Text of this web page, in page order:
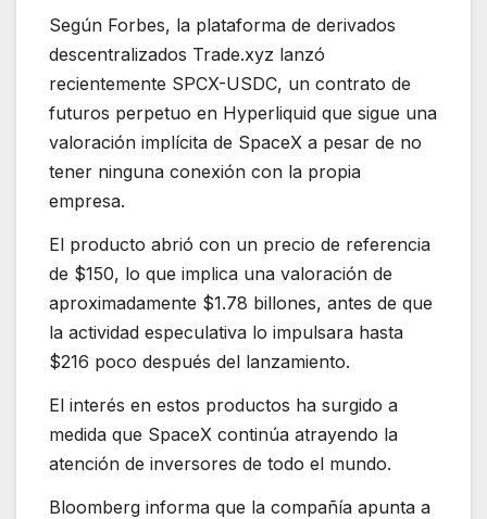
Según Forbes, la plataforma de derivados
descentralizados Trade.xyz lanzó
recientemente SPCX-USDC, un contrato de
futuros perpetuo en Hyperliquid que sigue una
valoración implícita de SpaceX a pesar de no
tener ninguna conexión con la propia
empresa.
El producto abrió con un precio de referencia
de $150, lo que implica una valoración de
aproximadamente $1.78 billones, antes de que
la actividad especulativa lo impulsara hasta
$216 poco después del lanzamiento.
El interés en estos productos ha surgido a
medida que SpaceX continúa atrayendo la
atención de inversores de todo el mundo.
Bloomberg informa que la compañía apunta a